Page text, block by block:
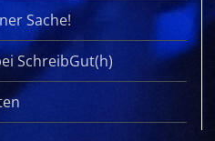
Sache!
SchreibGut(h)